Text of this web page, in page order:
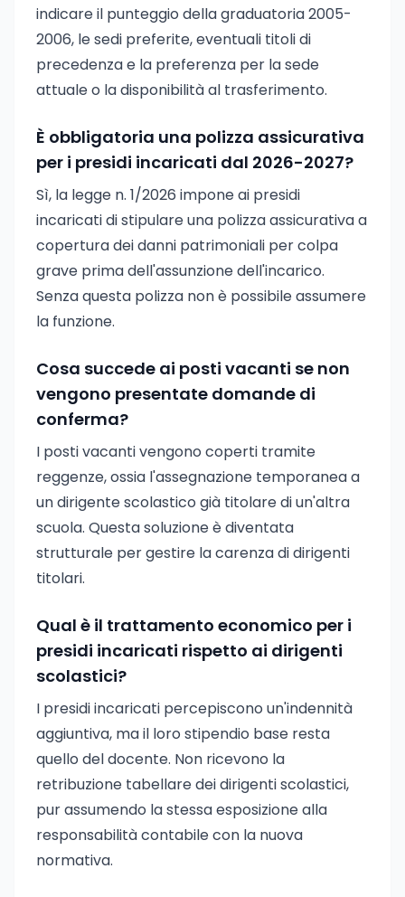
indicare il punteggio della graduatoria 2005-
2006, le sedi preferite, eventuali titoli di
precedenza e la preferenza per la sede
attuale o la disponibilità al trasferimento.
È obbligatoria una polizza assicurativa
per i presidi incaricati dal 2026-2027?
Sì, la legge n. 1/2026 impone ai presidi
incaricati di stipulare una polizza assicurativa a
copertura dei danni patrimoniali per colpa
grave prima dell'assunzione dell'incarico.
Senza questa polizza non è possibile assumere
la funzione.
Cosa succede ai posti vacanti se non
vengono presentate domande di
conferma?
I posti vacanti vengono coperti tramite
reggenze, ossia l'assegnazione temporanea a
un dirigente scolastico già titolare di un'altra
scuola. Questa soluzione è diventata
strutturale per gestire la carenza di dirigenti
titolari.
Qual è il trattamento economico per i
presidi incaricati rispetto ai dirigenti
scolastici?
I presidi incaricati percepiscono un'indennità
aggiuntiva, ma il loro stipendio base resta
quello del docente. Non ricevono la
retribuzione tabellare dei dirigenti scolastici,
pur assumendo la stessa esposizione alla
responsabilità contabile con la nuova
normativa.